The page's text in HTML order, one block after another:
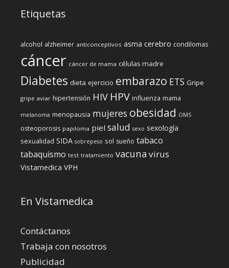
Etiquetas
alcohol alzheimer anticonceptivos asma cerebro condilomas
cáncer cáncer de mama células madre
Diabetes dieta ejercicio embarazo ETS Gripe
gripe aviar hipertensión HIV HPV influenza mama
melanoma menopausia mujeres obesidad OMS
osteoporosis papiloma piel salud sexo sexología
sexualidad SIDA sobrepeso sol sueño tabaco
tabaquismo test tratamiento vacuna virus
Vistamedica VPH
En Vistamedica
Contáctanos
Trabaja con nosotros
Publicidad